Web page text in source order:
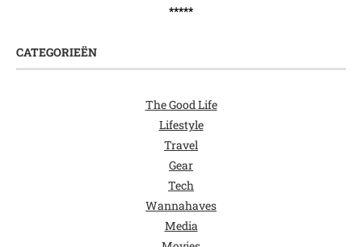
*****
CATEGORIEËN
The Good Life
Lifestyle
Travel
Gear
Tech
Wannahaves
Media